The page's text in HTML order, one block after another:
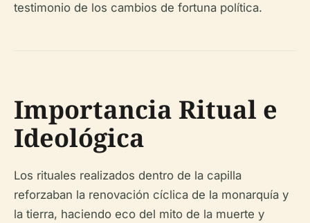
testimonio de los cambios de fortuna política.
Importancia Ritual e
Ideológica
Los rituales realizados dentro de la capilla
reforzaban la renovación cíclica de la monarquía y
la tierra, haciendo eco del mito de la muerte y